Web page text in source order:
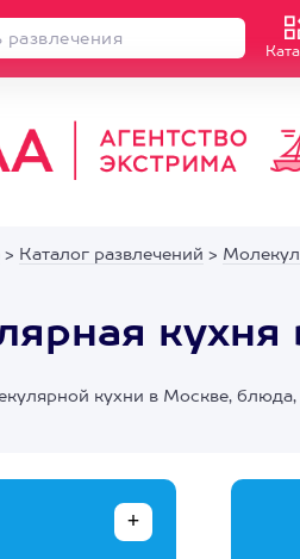
> Каталог развлечений >
кухни в Москве,